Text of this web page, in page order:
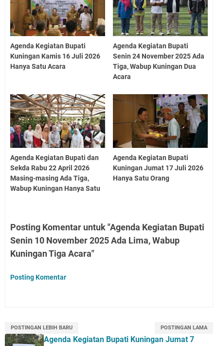
Agenda Kegiatan Bupati
Kuningan Kamis 16 Juli 2026
Hanya Satu Acara
Agenda Kegiatan Bupati
Senin 24 November 2025 Ada
Tiga, Wabup Kuningan Dua
Acara
Agenda Kegiatan Bupati dan
Sekda Rabu 22 April 2026
Masing-masing Ada Tiga,
Wabup Kuningan Hanya Satu
Agenda Kegiatan Bupati
Kuningan Jumat 17 Juli 2026
Hanya Satu Orang
Posting Komentar untuk "Agenda Kegiatan Bupati
Senin 10 November 2025 Ada Lima, Wabup
Kuningan Tiga Acara"
Posting Komentar
POSTINGAN LEBIH BARU POSTINGAN LAMA
Agenda Kegiatan Bupati Kuningan Jumat 7